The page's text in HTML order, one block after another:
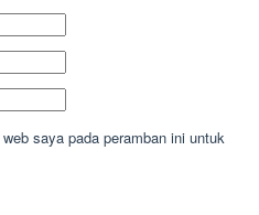
saya pada peramban ini untuk